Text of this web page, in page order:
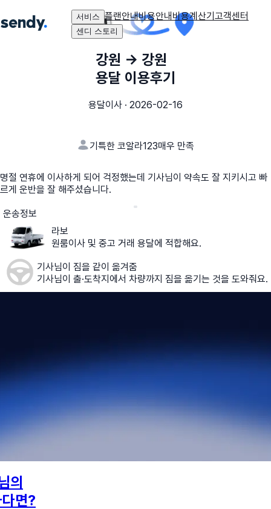
서비스 플랜안내비용안내비용계산기고객센터
센디 스토리
강원 → 강원
용달 이용후기
용달이사 · 2026-02-16
기특한 코알라123매우 만족
명절 연휴에 이사하게 되어 걱정했는데 기사님이 약속도 잘 지키시고 빠
르게 운반을 잘 해주셨습니다.
운송정보
라보
원룸이사 및 중고 거래 용달에 적합해요.
기사님이 짐을 같이 옮겨줌
기사님이 출·도착지에서 차량까지 짐을 옮기는 것을 도와줘요.
의
면?